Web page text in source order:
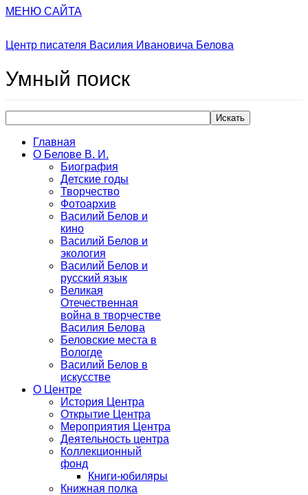
МЕНЮ САЙТА
Центр писателя Василия Ивановича Белова
Умный поиск
Искать
Главная
О Белове В. И.
Биография
Детские годы
Творчество
Фотоархив
Василий Белов и
кино
Василий Белов и
экология
Василий Белов и
русский язык
Великая
Отечественная
война в творчестве
Василия Белова
Беловские места в
Вологде
Василий Белов в
искусстве
О Центре
История Центра
Открытие Центра
Мероприятия Центра
Деятельность центра
Коллекционный
фонд
Книги-юбиляры
Книжная полка